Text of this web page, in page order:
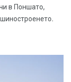
в Поншато,